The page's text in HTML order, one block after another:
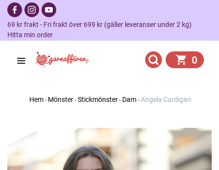
69 kr frakt - Fri frakt över 699 kr (gäller leveranser under 2 kg)
Hitta min order
0
Hem Mönster Stickmönster Dam Angela Cardigan